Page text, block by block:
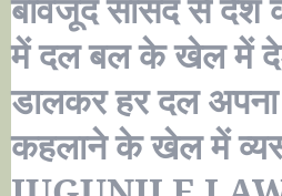
में दल बल के खेल में
डालकर हर दल
कहलाने के खेल में